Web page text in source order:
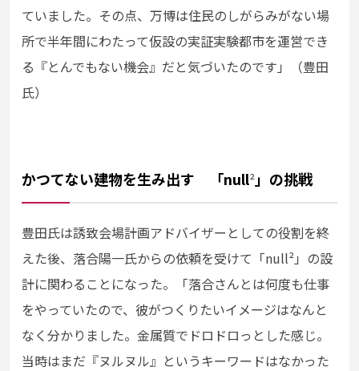
ていました。その点、万博は住民のしがらみがない場
所で半年間にわたって仮設の実証実験都市を運営でき
る『とんでもない機会』だと気づいたのです」（豊田
氏）
かつてない建物を生み出す 「null²」の挑戦
豊田氏は誘致会場計画アドバイザーとしての役割を終
えた後、落合陽一氏からの依頼を受けて「null²」の設
計に関わることになった。「落合さんとは何度も仕事
をやっていたので、彼がつくりたいイメージはなんと
なく分かりました。金属質でドロドロっとした感じ。
当時はまだ『ヌルヌル』というキーワードはなかった